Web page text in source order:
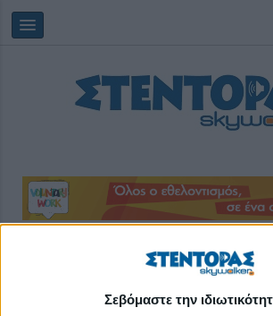
Σεβόμαστε την
Πέμπτη, 06/08/2026